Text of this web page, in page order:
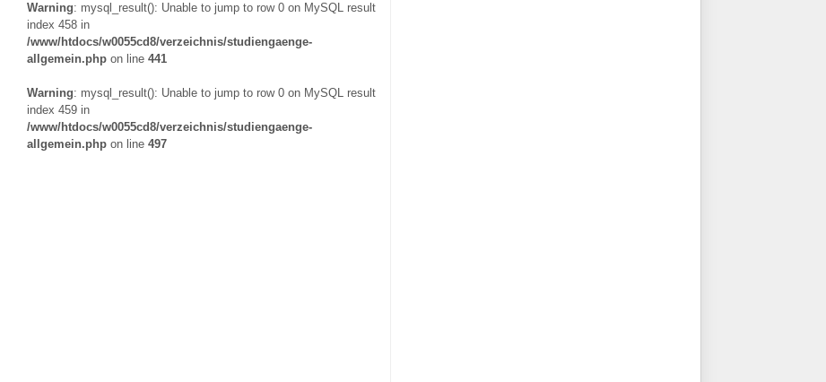
Warning: mysql_result(): Unable to jump to row 0 on MySQL result
index 458 in
/www/htdocs/w0055cd8/verzeichnis/studiengaenge-
allgemein.php on line 441
Warning: mysql_result(): Unable to jump to row 0 on MySQL result
index 459 in
/www/htdocs/w0055cd8/verzeichnis/studiengaenge-
allgemein.php on line 497